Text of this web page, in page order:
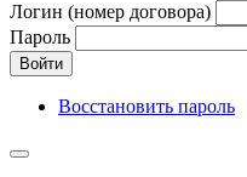
Логин (номер договора)
Пароль
Войти
Восстановить пароль